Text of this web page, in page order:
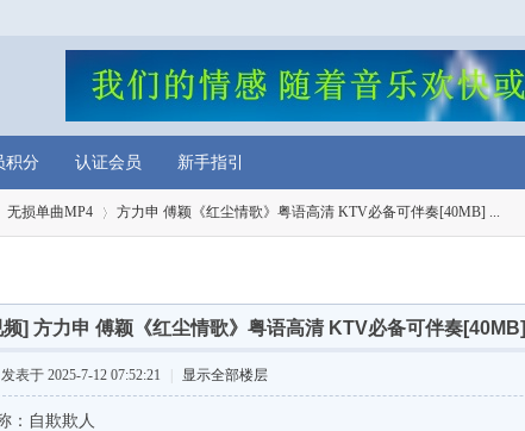
积分 认证会员 新手指引
无损单曲MP4 方力申 傅颖《红尘情歌》粤语高清 KTV必备可伴奏[40MB] ...
频] 方力申 傅颖《红尘情歌》粤语高清 KTV必备可伴奏[40MB]
发表于 2025-7-12 07:52:21 显示全部楼层
：自欺欺人